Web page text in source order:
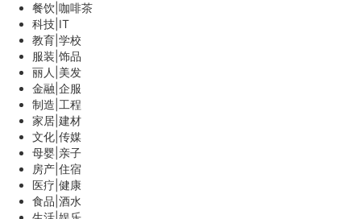
餐饮|咖啡茶
科技|IT
教育|学校
服装|饰品
丽人|美发
金融|企服
制造|工程
家居|建材
文化|传媒
母婴|亲子
房产|住宿
医疗|健康
食品|酒水